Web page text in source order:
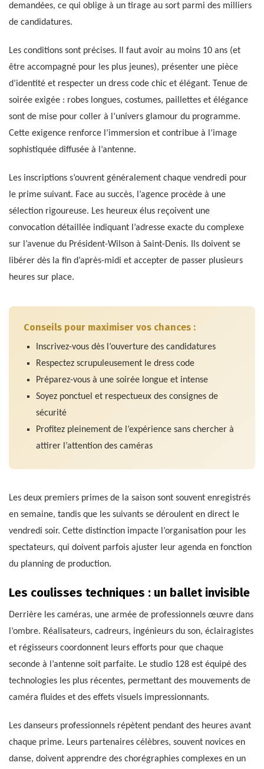
demandées, ce qui oblige à un tirage au sort parmi des milliers
de candidatures.
Les conditions sont précises. Il faut avoir au moins 10 ans (et
être accompagné pour les plus jeunes), présenter une pièce
d’identité et respecter un dress code chic et élégant. Tenue de
soirée exigée : robes longues, costumes, paillettes et élégance
sont de mise pour coller à l’univers glamour du programme.
Cette exigence renforce l’immersion et contribue à l’image
sophistiquée diffusée à l’antenne.
Les inscriptions s’ouvrent généralement chaque vendredi pour
le prime suivant. Face au succès, l’agence procède à une
sélection rigoureuse. Les heureux élus reçoivent une
convocation détaillée indiquant l’adresse exacte du complexe
sur l’avenue du Président-Wilson à Saint-Denis. Ils doivent se
libérer dès la fin d’après-midi et accepter de passer plusieurs
heures sur place.
Conseils pour maximiser vos chances :
Inscrivez-vous dès l’ouverture des candidatures
Respectez scrupuleusement le dress code
Préparez-vous à une soirée longue et intense
Soyez ponctuel et respectueux des consignes de
sécurité
Profitez pleinement de l’expérience sans chercher à
attirer l’attention des caméras
Les deux premiers primes de la saison sont souvent enregistrés
en semaine, tandis que les suivants se déroulent en direct le
vendredi soir. Cette distinction impacte l’organisation pour les
spectateurs, qui doivent parfois ajuster leur agenda en fonction
du planning de production.
Les coulisses techniques : un ballet invisible
Derrière les caméras, une armée de professionnels œuvre dans
l’ombre. Réalisateurs, cadreurs, ingénieurs du son, éclairagistes
et régisseurs coordonnent leurs efforts pour que chaque
seconde à l’antenne soit parfaite. Le studio 128 est équipé des
technologies les plus récentes, permettant des mouvements de
caméra fluides et des effets visuels impressionnants.
Les danseurs professionnels répètent pendant des heures avant
chaque prime. Leurs partenaires célèbres, souvent novices en
danse, doivent apprendre des chorégraphies complexes en un